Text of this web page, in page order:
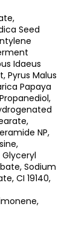
Seed
Idaeus
Pyrus Malus
Papaya
NP,
Sodium
CI 19140,